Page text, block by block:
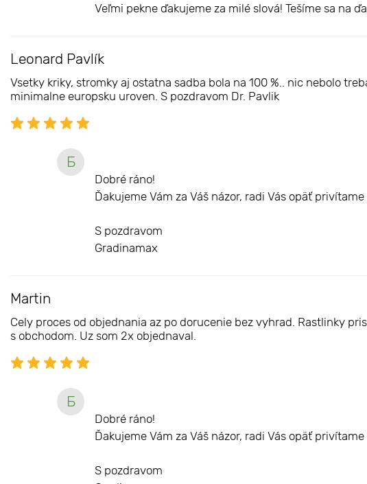
Veľmi pekne ďakujeme za milé slová! Tešíme sa na
Leonard Pavlík
Vsetky kriky, stromky aj ostatna sadba bola na 100 %.. nic nebolo
minimalne europsku uroven. S pozdravom Dr. Pavlik
Б
Dobré ráno!
Ďakujeme Vám za Váš názor, radi Vás opäť
S pozdravom
Gradinamax
Martin
Cely proces od objednania az po dorucenie bez vyhrad. Rastlinky
s obchodom. Uz som 2x objednaval.
Б
Dobré ráno!
Ďakujeme Vám za Váš názor, radi Vás opäť
S pozdravom